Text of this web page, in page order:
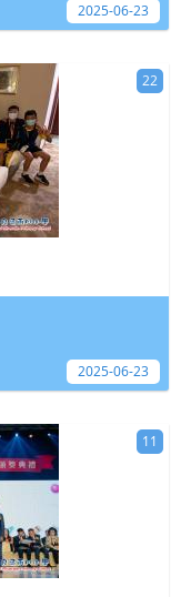
2025-06-23
22
2025-06-23
11